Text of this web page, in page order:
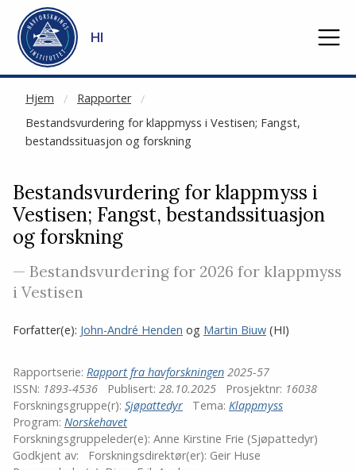
Gå til hovedinnhold
HI
Hjem
Rapporter
Bestandsvurdering for klappmyss i Vestisen; Fangst,
bestandssituasjon og forskning
NOT CACHED
Bestandsvurdering for klappmyss i
Vestisen; Fangst, bestandssituasjon
og forskning
— Bestandsvurdering for 2026 for klappmyss
i Vestisen
Forfatter(e): John-André Henden og Martin Biuw (HI)
Rapportserie: Rapport fra havforskningen 2025-57
ISSN: 1893-4536 Publisert: 28.10.2025 Prosjektnr: 16038
Forskningsgruppe(r): Sjøpattedyr Tema: Klappmyss
Program: Norskehavet
Forskningsgruppeleder(e): Anne Kirstine Frie (Sjøpattedyr)
Godkjent av:
Forskningsdirektør(er): Geir Huse